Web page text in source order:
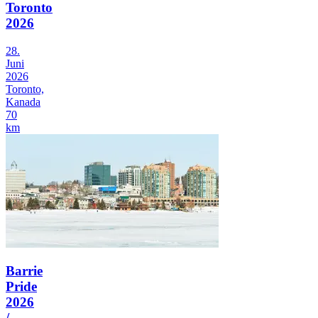
Toronto
2026
28.
Juni
2026
Toronto,
Kanada
70
km
Barrie
Pride
2026